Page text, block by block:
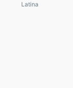
Latina